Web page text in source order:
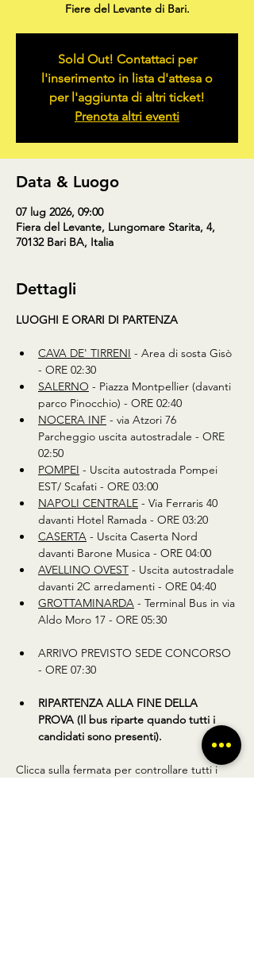
Fiere del Levante di Bari.
Sold Out! Contattaci per
l'inserimento in lista d'attesa o
per l'aggiunta di altri ticket!
Prenota altri eventi
Data & Luogo
07 lug 2026, 09:00
Fiera del Levante, Lungomare Starita, 4,
70132 Bari BA, Italia
Dettagli
LUOGHI E ORARI DI PARTENZA
CAVA DE' TIRRENI - Area di sosta Gisò
- ORE 02:30
SALERNO - Piazza Montpellier (davanti
parco Pinocchio) - ORE 02:40
NOCERA INF - via Atzori 76
Parcheggio uscita autostradale - ORE
02:50
POMPEI - Uscita autostrada Pompei
EST/ Scafati - ORE 03:00
NAPOLI CENTRALE - Via Ferraris 40
davanti Hotel Ramada - ORE 03:20
CASERTA - Uscita Caserta Nord
davanti Barone Musica - ORE 04:00
AVELLINO OVEST - Uscita autostradale
davanti 2C arredamenti - ORE 04:40
GROTTAMINARDA - Terminal Bus in via
Aldo Moro 17 - ORE 05:30
ARRIVO PREVISTO SEDE CONCORSO
- ORE 07:30
RIPARTENZA ALLA FINE DELLA
PROVA (Il bus riparte quando tutti i
candidati sono presenti).
Clicca sulla fermata per controllare tutti i